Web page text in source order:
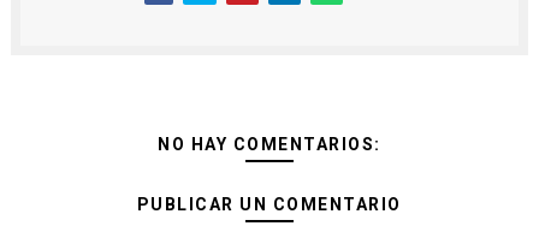
NO HAY COMENTARIOS:
PUBLICAR UN COMENTARIO